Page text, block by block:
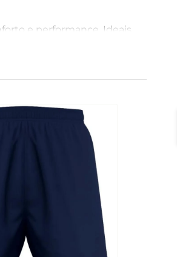
e performance. Ideais